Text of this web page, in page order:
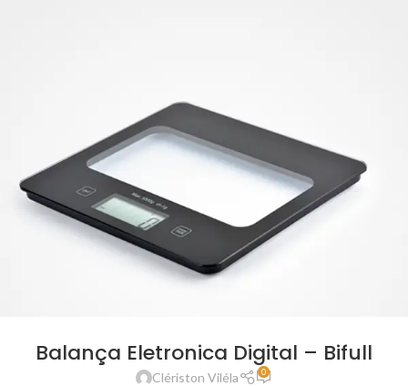
Balança Eletronica Digital – Bifull
Clériston Viléla 0